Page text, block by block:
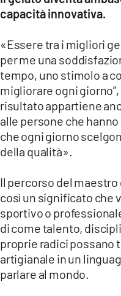
capacità innovativa.
«Essere tra i migliori
per me una
tempo, uno stimolo a
migliorare ogni
risultato appartiene
alle persone che
che ogni giorno
della qualità».
Il percorso del
così un significato che
sportivo o
di come talento,
proprie radici possano
artigianale in un
parlare al mondo.